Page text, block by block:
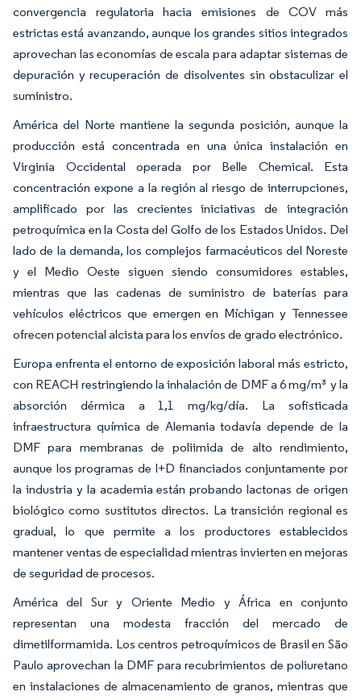
convergencia regulatoria hacia emisiones de COV más
estrictas está avanzando, aunque los grandes sitios integrados
aprovechan las economías de escala para adaptar sistemas de
depuración y recuperación de disolventes sin obstaculizar el
suministro.
América del Norte mantiene la segunda posición, aunque la
producción está concentrada en una única instalación en
Virginia Occidental operada por Belle Chemical. Esta
concentración expone a la región al riesgo de interrupciones,
amplificado por las crecientes iniciativas de integración
petroquímica en la Costa del Golfo de los Estados Unidos. Del
lado de la demanda, los complejos farmacéuticos del Noreste
y el Medio Oeste siguen siendo consumidores estables,
mientras que las cadenas de suministro de baterías para
vehículos eléctricos que emergen en Míchigan y Tennessee
ofrecen potencial alcista para los envíos de grado electrónico.
Europa enfrenta el entorno de exposición laboral más estricto,
con REACH restringiendo la inhalación de DMF a 6 mg/m³ y la
absorción dérmica a 1,1 mg/kg/día. La sofisticada
infraestructura química de Alemania todavía depende de la
DMF para membranas de poliimida de alto rendimiento,
aunque los programas de I+D financiados conjuntamente por
la industria y la academia están probando lactonas de origen
biológico como sustitutos directos. La transición regional es
gradual, lo que permite a los productores establecidos
mantener ventas de especialidad mientras invierten en mejoras
de seguridad de procesos.
América del Sur y Oriente Medio y África en conjunto
representan una modesta fracción del mercado de
dimetilformamida. Los centros petroquímicos de Brasil en São
Paulo aprovechan la DMF para recubrimientos de poliuretano
en instalaciones de almacenamiento de granos, mientras que